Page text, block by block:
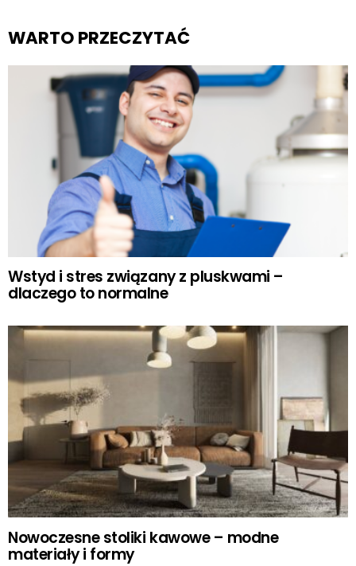
WARTO PRZECZYTAĆ
Wstyd i stres związany z pluskwami –
dlaczego to normalne
Nowoczesne stoliki kawowe – modne
materiały i formy